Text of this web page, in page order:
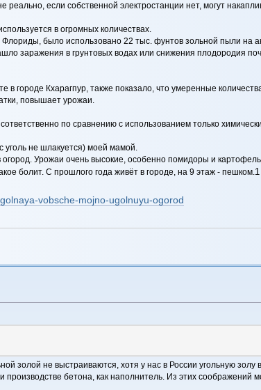
если собственной электростанции нет, могут
в огромных количествах.
было использовано 22 тыс. фунтов зольной пыли на
заражения в грунтовых водах или снижения плодородия
в городе Кхарагпур, также показало, что умеренные
повышает урожаи.
по сравнению с использованием только
уголь не шлакуется) моей мамой.
Урожаи очень высокие, особенно помидоры и
болит. С прошлого года живёт в городе, на 9 этаж - пешком.1
vobsche-mojno-ugolnuyu-ogorod
золой не выстраиваются, хотя у нас в России угольную
бетона, как наполнитель. Из этих соображений